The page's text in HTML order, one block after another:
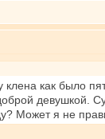
как было
девушкой.
Может я не